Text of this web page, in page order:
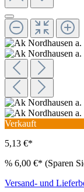
Verkauft
5,13 €*
% 6,00 €* (Sparen
Versand- und